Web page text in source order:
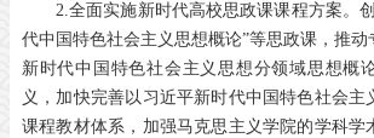
2.全面实施新时代高校思政课课程方案。
代中国特色社会主义思想概论”等思政课，推
新时代中国特色社会主义思想分领域思想概
义，加快完善以习近平新时代中国特色社会主
课程教材体系，加强马克思主义学院的学科学